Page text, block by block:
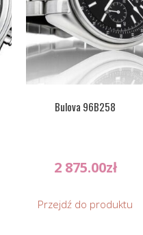
Bulova 96B258
2 875.00zł
Przejdź do produktu